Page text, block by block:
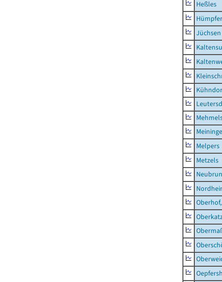
Heßles
Jüchsen
Melpers
Metzels